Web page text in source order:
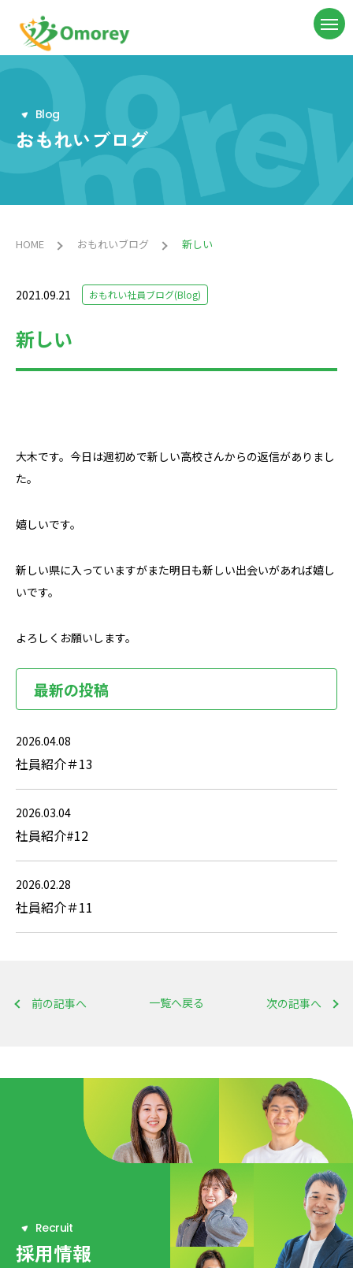
Blog
おもれいブログ
HOME おもれいブログ 新しい
2021.09.21 おもれい社員ブログ(Blog)
新しい
大木です。今日は週初めで新しい高校さんからの返信がありまし
た。
嬉しいです。
新しい県に入っていますがまた明日も新しい出会いがあれば嬉し
いです。
よろしくお願いします。
最新の投稿
2026.04.08
社員紹介＃13
2026.03.04
社員紹介#12
2026.02.28
社員紹介＃11
前の記事へ 次の記事へ
一覧へ戻る
Recruit
採用情報